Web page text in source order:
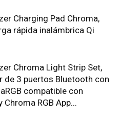
Charging Pad Chroma,
rápida inalámbrica Qi
Chroma Light Strip Set,
de 3 puertos Bluetooth con
compatible con
Chroma RGB App...